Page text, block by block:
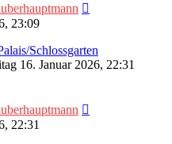
23:09
Schlossgarten
16. Januar 2026, 22:31
22:31